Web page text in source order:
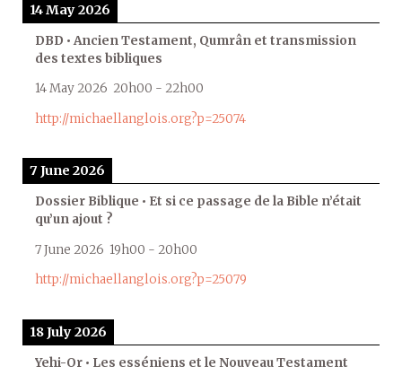
14 May 2026
DBD • Ancien Testament, Qumrân et transmission
des textes bibliques
14 May 2026 20h00 - 22h00
http://michaellanglois.org?p=25074
7 June 2026
Dossier Biblique • Et si ce passage de la Bible n’était
qu’un ajout ?
7 June 2026 19h00 - 20h00
http://michaellanglois.org?p=25079
18 July 2026
Yehi-Or • Les esséniens et le Nouveau Testament